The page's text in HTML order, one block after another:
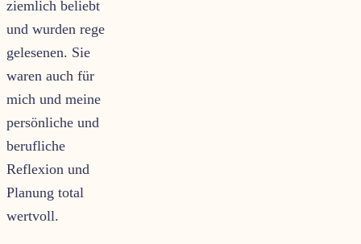
ziemlich beliebt
und wurden rege
gelesenen. Sie
waren auch für
mich und meine
persönliche und
berufliche
Reflexion und
Planung total
wertvoll.